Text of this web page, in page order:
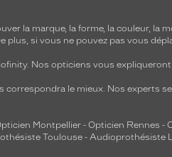
la marque, la forme, la couleur, la
si vous ne pouvez pas vous
Nos opticiens vous
correspondra le mieux. Nos experts
Montpellier - Opticien Rennes -
Toulouse - Audioprothésiste